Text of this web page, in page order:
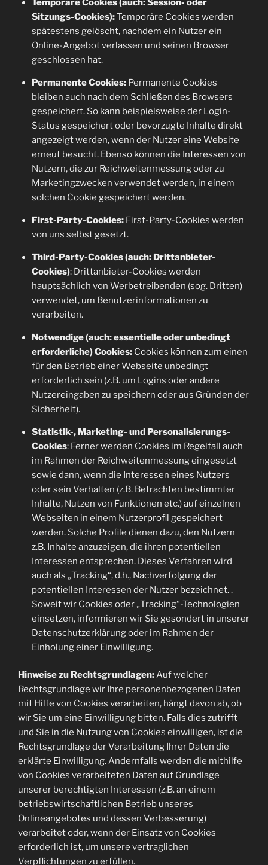
Sitzungs-Cookies):Temporäre Cookies werden
spätestens gelöscht, nachdem ein Nutzer ein
Online-Angebot verlassen und seinen Browser
geschlossen hat.
Permanente Cookies:Permanente Cookies
bleiben auch nach dem Schließen des Browsers
gespeichert. So kann beispielsweise der Login-
Status gespeichert oder bevorzugte Inhalte direkt
angezeigt werden, wenn der Nutzer eine Website
erneut besucht. Ebenso können die Interessen von
Nutzern, die zur Reichweitenmessung oder zu
Marketingzwecken verwendet werden, in einem
solchen Cookie gespeichert werden.
First-Party-Cookies:First-Party-Cookies werden
von uns selbst gesetzt.
Third-Party-Cookies (auch: Drittanbieter-
Cookies): Drittanbieter-Cookies werden
hauptsächlich von Werbetreibenden (sog. Dritten)
verwendet, um Benutzerinformationen zu
verarbeiten.
Notwendige (auch: essentielle oder unbedingt
erforderliche) Cookies:Cookies können zum einen
für den Betrieb einer Webseite unbedingt
erforderlich sein (z.B. um Logins oder andere
Nutzereingaben zu speichern oder aus Gründen der
Sicherheit).
Statistik-, Marketing- und Personalisierungs-
Cookies: Ferner werden Cookies im Regelfall auch
im Rahmen der Reichweitenmessung eingesetzt
sowie dann, wenn die Interessen eines Nutzers
oder sein Verhalten (z.B. Betrachten bestimmter
Inhalte, Nutzen von Funktionen etc.) auf einzelnen
Webseiten in einem Nutzerprofil gespeichert
werden. Solche Profile dienen dazu, den Nutzern
z.B. Inhalte anzuzeigen, die ihren potentiellen
Interessen entsprechen. Dieses Verfahren wird
auch als „Tracking“, d.h., Nachverfolgung der
potentiellen Interessen der Nutzer bezeichnet. .
Soweit wir Cookies oder „Tracking“-Technologien
einsetzen, informieren wir Sie gesondert in unserer
Datenschutzerklärung oder im Rahmen der
Einholung einer Einwilligung.
Hinweise zu Rechtsgrundlagen:Auf welcher
Rechtsgrundlage wir Ihre personenbezogenen Daten
mit Hilfe von Cookies verarbeiten, hängt davon ab, ob
wir Sie um eine Einwilligung bitten. Falls dies zutrifft
und Sie in die Nutzung von Cookies einwilligen, ist die
Rechtsgrundlage der Verarbeitung Ihrer Daten die
erklärte Einwilligung. Andernfalls werden die mithilfe
von Cookies verarbeiteten Daten auf Grundlage
unserer berechtigten Interessen (z.B. an einem
betriebswirtschaftlichen Betrieb unseres
Onlineangebotes und dessen Verbesserung)
verarbeitet oder, wenn der Einsatz von Cookies
erforderlich ist, um unsere vertraglichen
Verpflichtungen zu erfüllen.